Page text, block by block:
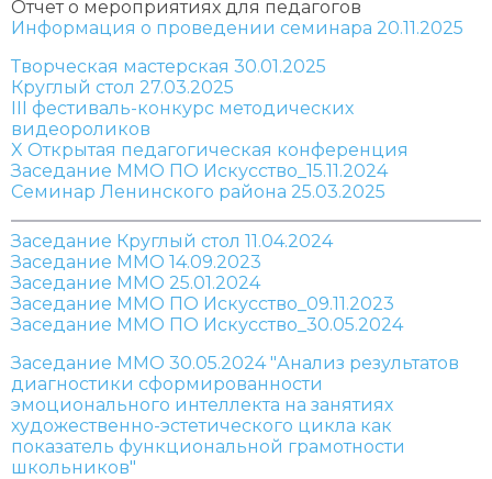
Отчет о мероприятиях для педагогов
Информация о проведении семинара 20.11.2025
Творческая мастерская 30.01.2025
Круглый стол 27.03.2025
III фестиваль-конкурс методических
видеороликов
X Открытая педагогическая конференция
Заседание ММО ПО Искусство_15.11.2024
Семинар Ленинского района 25.03.2025
Заседание Круглый стол 11.04.2024
Заседание ММО 14.09.2023
Заседание ММО 25.01.2024
Заседание ММО ПО Искусство_09.11.2023
Заседание ММО ПО Искусство_30.05.2024
Заседание ММО 30.05.2024 "Анализ результатов
диагностики сформированности
эмоционального интеллекта на занятиях
художественно-эстетического цикла как
показатель функциональной грамотности
школьников"